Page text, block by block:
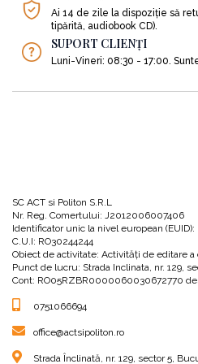
celei de-a doua credinţe sau percepţii, va
Citiți mai multe informații despre
Ai 14 de zile la dispoziție să
tipărită, audiobook CD).
SUPORT CLIENȚI
Luni-Vineri: 08:30 - 17:00.
SC ACT si Politon S.R.L
Nr. Reg. Comertului: J2012006007406
Identificator unic la nivel european
C.U.I: RO30244244
Obiect de activitate: Activităţi de editare a
Punct de lucru: Strada Inclinata, nr. 129,
Cont: RO05RZBR0000060030672770
0751066694
office@actsipoliton.ro
Strada Înclinată, nr. 129, sector 5,